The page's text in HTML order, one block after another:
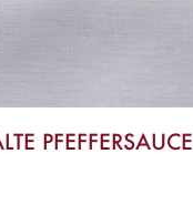
PFEFFERSAUCE